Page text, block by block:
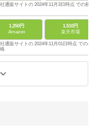
通販サイトの 2024年11月3日時点 での税
1,250円
Amazon
1,510円
楽天市場
通販サイトの 2024年11月01日時点 での税